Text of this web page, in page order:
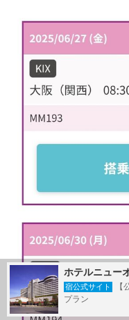
ホテルニュー
宿公式サイト
プラン